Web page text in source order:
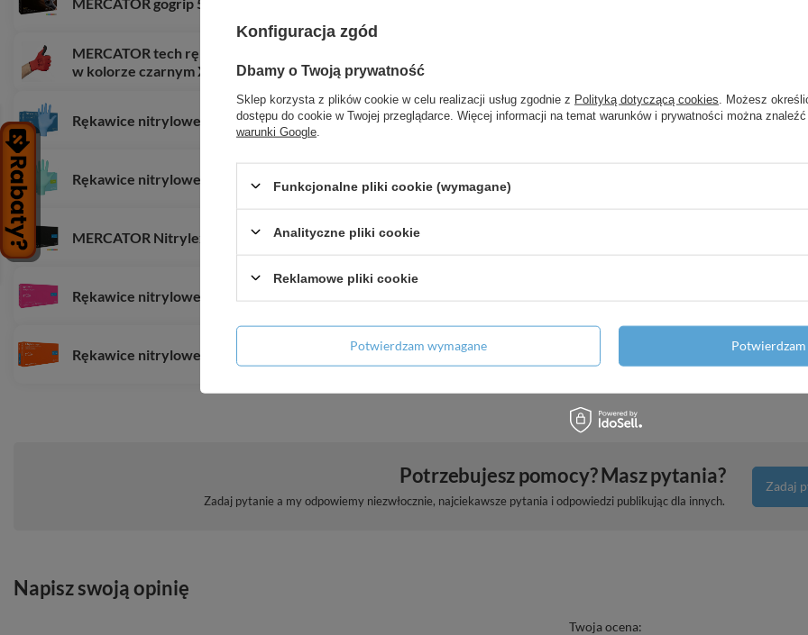
MERCATOR tech rękawice robocze, czerwone, poliestrowe, powlekane poliuretanem
w kolorze czarnym XL
Rękawice nitrylowe niebieskie Mercator Nitrylex Classic Blue rozmiar L 100 szt.
Rękawice nitrylowe zielone Mercator Nitrylex Green Basic rozmiar S 100 szt.
MERCATOR Nitrylex Black SIZE M
Rękawice nitrylowe różowe Mercator Nitrylex Magenta rozmiar M 100 szt.
Rękawice nitrylowe pomarańczowe Mercator Nitrylex rozmiar M 100 szt.
Potrzebujesz pomocy? Masz pytania?
Zadaj pytanie a my odpowiemy niezwłocznie, najciekawsze pytania i odpowiedzi publikując dla innych.
Zadaj
Napisz swoją opinię
Twoja ocena:
Konfiguracja zgód
Dbamy o Twoją prywatność
Sklep korzysta z plików cookie w celu realizacji usług zgodnie z Polityką dotyczącą cookies . Możesz
dostępu do cookie w Twojej przeglądarce. Więcej informacji na temat warunków i prywatności można
warunki Google
Funkcjonalne pliki cookie (wymagane)
Analityczne pliki cookie
Reklamowe pliki cookie
Potwierdzam wymagane